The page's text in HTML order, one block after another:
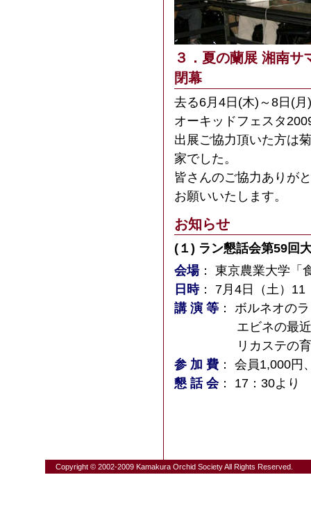
３．夏の蘭展 湘南サ
閉幕
去る6月4日(木)～8日(
オーキッドフェスタ
出展ご協力頂いた方は
家でした。
皆さんのご協力ありが
お願いいたします。
お知らせ
(１) ラン懇話会第59回
会場： 東京農業大学「
日時： 7月4日（土）11
講 演 等 ： ボルネオの
エビネの最近の
リカステの育種
参 加 費 ： 会員1,000円
懇 話 会： 17：30より
Copyright © 2002-2009 Kamakura Orchid Society All Rights Reserved.